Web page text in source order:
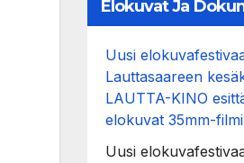
Elokuvat Ja
Uusi
Lauttasaareen
LAUTTA-KINO
elokuvat 35mm-
Uusi